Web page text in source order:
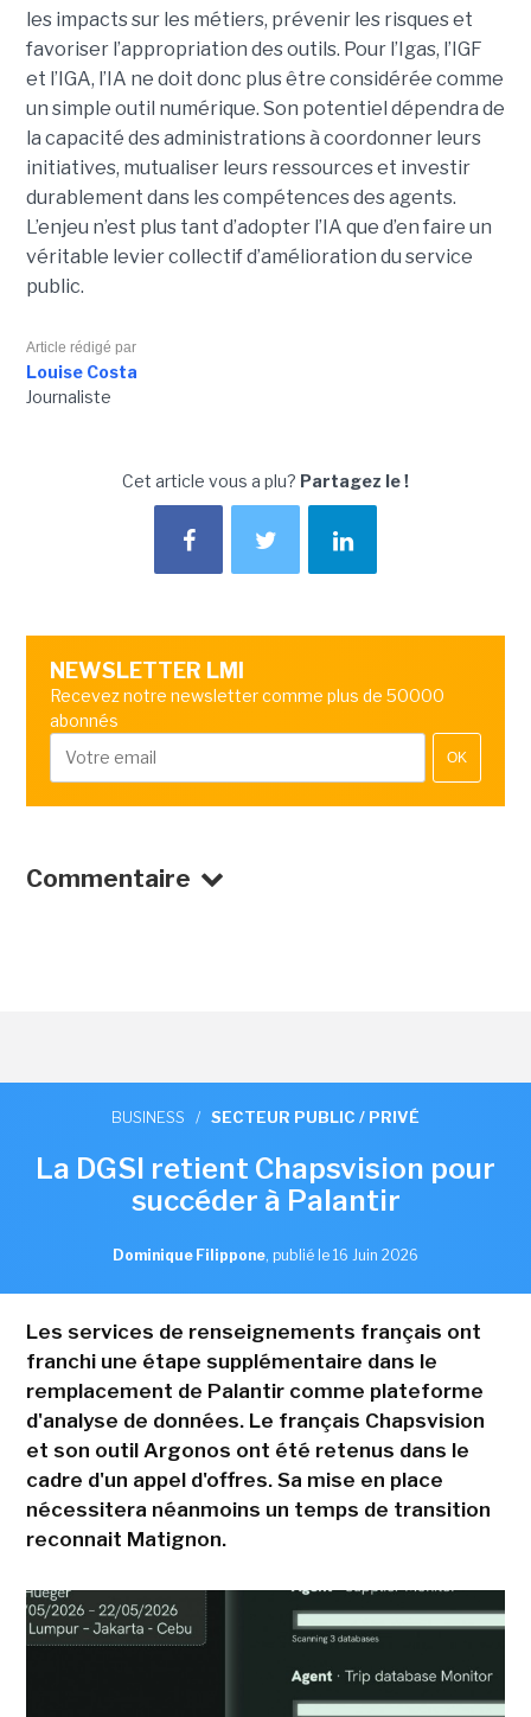
les impacts sur les métiers, prévenir les risques et
favoriser l’appropriation des outils. Pour l’Igas, l’IGF
et l’IGA, l’IA ne doit donc plus être considérée comme
un simple outil numérique. Son potentiel dépendra de
la capacité des administrations à coordonner leurs
initiatives, mutualiser leurs ressources et investir
durablement dans les compétences des agents.
L’enjeu n’est plus tant d’adopter l’IA que d’en faire un
véritable levier collectif d’amélioration du service
public.
Article rédigé par
Louise Costa
Journaliste
Cet article vous a plu? Partagez le !
NEWSLETTER LMI
Recevez notre newsletter comme plus de 50000
abonnés
OK
Commentaire
BUSINESS / SECTEUR PUBLIC / PRIVÉ
La DGSI retient Chapsvision pour
succéder à Palantir
Dominique Filippone, publié le 16 Juin 2026
Les services de renseignements français ont
franchi une étape supplémentaire dans le
remplacement de Palantir comme plateforme
d'analyse de données. Le français Chapsvision
et son outil Argonos ont été retenus dans le
cadre d'un appel d'offres. Sa mise en place
nécessitera néanmoins un temps de transition
reconnait Matignon.